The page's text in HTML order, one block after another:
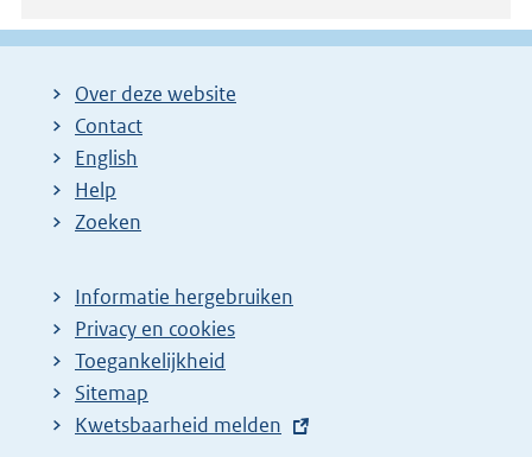
Over deze website
Contact
English
Help
Zoeken
Informatie hergebruiken
Privacy en cookies
Toegankelijkheid
Sitemap
E
Kwetsbaarheid melden